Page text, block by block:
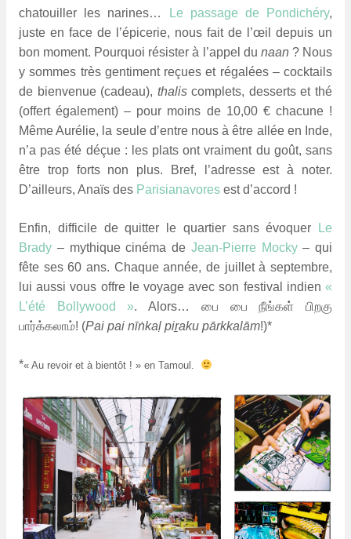
chatouiller les narines…
Le passage de Pondichéry,
juste en face de l’épicerie, nous fait de l’œil depuis un
bon moment. Pourquoi résister à l’appel du naan? Nous
y sommes très gentiment reçues et régalées – cocktails
de bienvenue (cadeau), thaliscomplets, desserts et thé
(offert également) – pour moins de 10,00 € chacune !
Même Aurélie, la seule d’entre nous à être allée en Inde,
n’a pas été déçue : les plats ont vraiment du goût, sans
être trop forts non plus. Bref, l’adresse est à noter.
D’ailleurs, Anaïs des Parisianavores est d’accord !
Enfin, difficile de quitter le quartier sans évoquer
Le
Brady – mythique cinéma de Jean-Pierre Mocky– qui
fête ses 60 ans. Chaque année, de juillet à septembre,
lui aussi vous offre le voyage avec son festival indien «
L’été Bollywood ». Alors… பை பைநீங்கள் பிறகு
பார்க்கலாம்! (Pai pai nīṅkaḷ piṟaku pārkkalām!)*
*« Au revoir et à bientôt ! » en Tamoul.